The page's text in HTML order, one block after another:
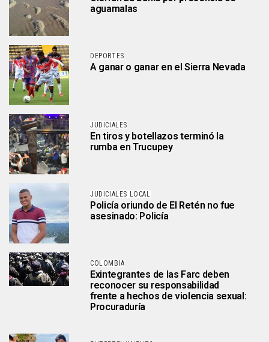
aguamalas
DEPORTES
A ganar o ganar en el Sierra Nevada
JUDICIALES
En tiros y botellazos terminó la
rumba en Trucupey
JUDICIALES LOCAL
Policía oriundo de El Retén no fue
asesinado: Policía
COLOMBIA
Exintegrantes de las Farc deben
reconocer su responsabilidad
frente a hechos de violencia sexual:
Procuraduría